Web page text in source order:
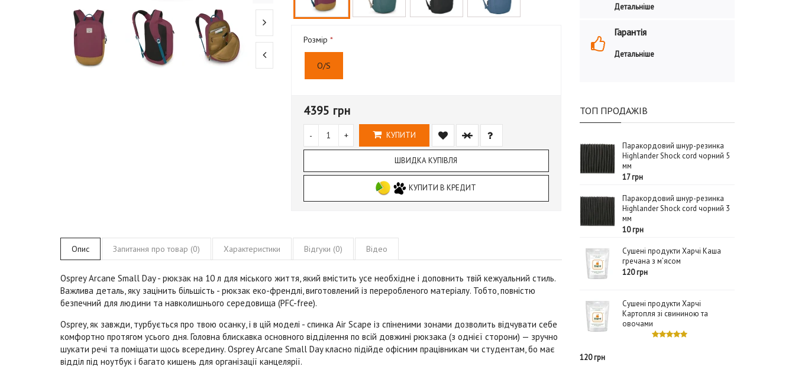
Розмір
O/S
4395 грн
- + КУПИТИ
ШВИДКА КУПІВЛЯ
КУПИТИ В КРЕДИТ
Опис Запитання про товар (0) Характеристики Відгуки (0) Відео
Osprey Arcane Small Day- рюкзак на 10 л для міського життя, який вмістить усе необхідне і доповнить твій кежуальний стиль.
Важлива деталь, яку зацінить більшість - рюкзак еко-френдлі, виготовлений із переробленого матеріалу. Тобто, повністю
безпечний для людини та навколишнього середовища (PFC-free).
Osprey, як завжди, турбується про твою осанку, і в цій моделі - спинка Air Scape із спіненими зонами дозволить відчувати себе
комфортно протягом усього дня. Головна блискавка основного відділення по всій довжині рюкзака (з однієї сторони) — зручно
шукати речі та поміщати щось всередину. Osprey Arcane Small Dayкласно підійде офісним працівникам чи студентам, бо має
відділ під ноутбук і багато кишень для організації канцелярії.
Детальніше
Гарантія
Детальніше
ТОП ПРОДАЖІВ
Паракордовий шнур-резинка
Highlander Shock cord чорний 5
мм
17 грн
Паракордовий шнур-резинка
Highlander Shock cord чорний 3
мм
10 грн
Сушені продукти Харчі Каша
гречана з м’ясом
120 грн
Сушені продукти Харчі
Картопля зі свининою та
овочами
120 грн